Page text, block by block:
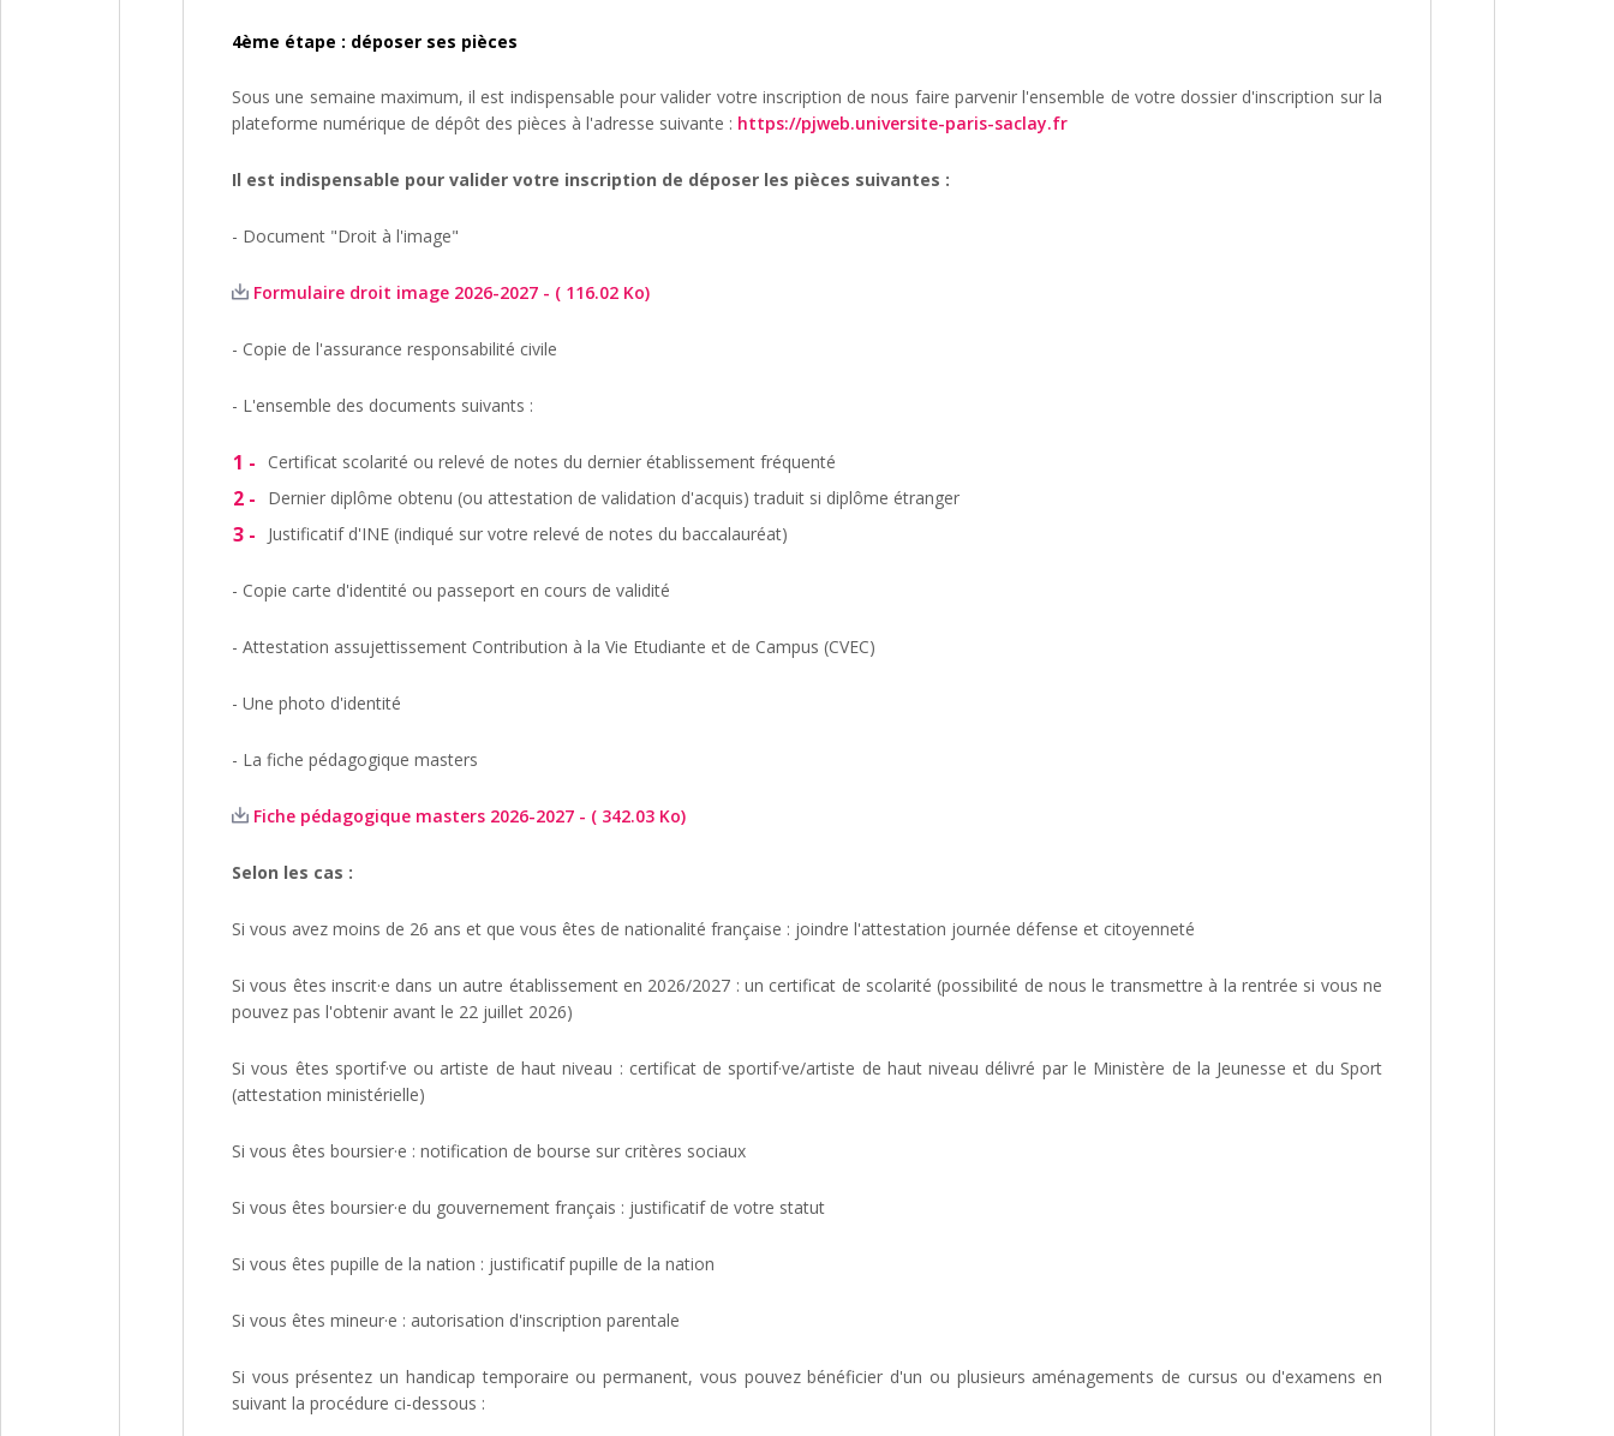
4ème étape : déposer ses pièces
Sous une semaine maximum, il est indispensable pour valider votre inscription de nous faire parvenir l'ensemble de votre dossier d'inscription sur la
plateforme numérique de dépôt des pièces à l'adresse suivante : https://pjweb.universite-paris-saclay.fr
Il est indispensable pour valider votre inscription de déposer les pièces suivantes :
- Document "Droit à l'image"
Formulaire droit image 2026-2027 - ( 116.02 Ko)
- Copie de l'assurance responsabilité civile
- L'ensemble des documents suivants :
Certificat scolarité ou relevé de notes du dernier établissement fréquenté
Dernier diplôme obtenu (ou attestation de validation d'acquis) traduit si diplôme étranger
Justificatif d'INE (indiqué sur votre relevé de notes du baccalauréat)
- Copie carte d'identité ou passeport en cours de validité
- Attestation assujettissement Contribution à la Vie Etudiante et de Campus (CVEC)
- Une photo d'identité
- La fiche pédagogique masters
Fiche pédagogique masters 2026-2027 - ( 342.03 Ko)
Selon les cas :
Si vous avez moins de 26 ans et que vous êtes de nationalité française : joindre l'attestation journée défense et citoyenneté
Si vous êtes inscrit·e dans un autre établissement en 2026/2027 : un certificat de scolarité (possibilité de nous le transmettre à la rentrée si vous ne
pouvez pas l'obtenir avant le 22 juillet 2026)
Si vous êtes sportif·ve ou artiste de haut niveau : certificat de sportif·ve/artiste de haut niveau délivré par le Ministère de la Jeunesse et du Sport
(attestation ministérielle)
Si vous êtes boursier·e : notification de bourse sur critères sociaux
Si vous êtes boursier·e du gouvernement français : justificatif de votre statut
Si vous êtes pupille de la nation : justificatif pupille de la nation
Si vous êtes mineur·e : autorisation d'inscription parentale
Si vous présentez un handicap temporaire ou permanent, vous pouvez bénéficier d'un ou plusieurs aménagements de cursus ou d'examens en
suivant la procédure ci-dessous :